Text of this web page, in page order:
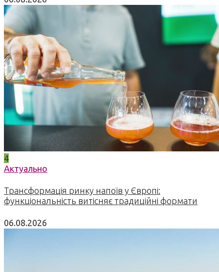
4
Актуально
Трансформація ринку напоїв у Європі:
функціональність витісняє традиційні формати
06.08.2026